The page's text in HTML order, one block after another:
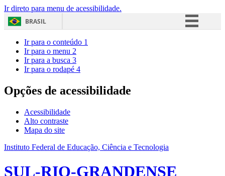
Ir direto para menu de acessibilidade.
BRASIL
Acesso à informação
Ir para o conteúdo 1
Ir para o menu 2
Ir para a busca 3
Ir para o rodapé 4
Opções de acessibilidade
Acessibilidade
Alto contraste
Mapa do site
Instituto Federal de Educação, Ciência e Tecnologia
SUL-RIO-GRANDENSE